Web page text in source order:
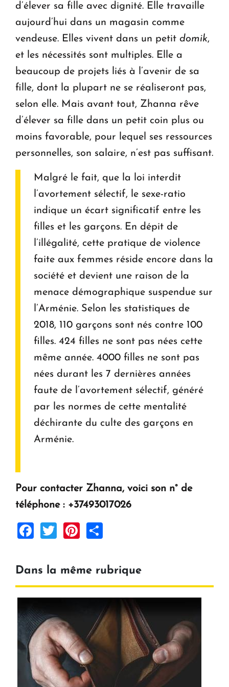
d’élever sa fille avec dignité. Elle travaille
aujourd’hui dans un magasin comme
vendeuse. Elles vivent dans un petit domik,
et les nécessités sont multiples. Elle a
beaucoup de projets liés à l’avenir de sa
fille, dont la plupart ne se réaliseront pas,
selon elle. Mais avant tout, Zhanna rêve
d’élever sa fille dans un petit coin plus ou
moins favorable, pour lequel ses ressources
personnelles, son salaire, n’est pas suffisant.
Malgré le fait, que la loi interdit
l’avortement sélectif, le sexe-ratio
indique un écart significatif entre les
filles et les garçons. En dépit de
l’illégalité, cette pratique de violence
faite aux femmes réside encore dans la
société et devient une raison de la
menace démographique suspendue sur
l’Arménie. Selon les statistiques de
2018, 110 garçons sont nés contre 100
filles. 424 filles ne sont pas nées cette
même année. 4000 filles ne sont pas
nées durant les 7 dernières années
faute de l’avortement sélectif, généré
par les normes de cette mentalité
déchirante du culte des garçons en
Arménie.
Pour contacter Zhanna, voici son n° de
téléphone : +37493017026
Facebook
TwitterPinterest
Dans la même rubrique